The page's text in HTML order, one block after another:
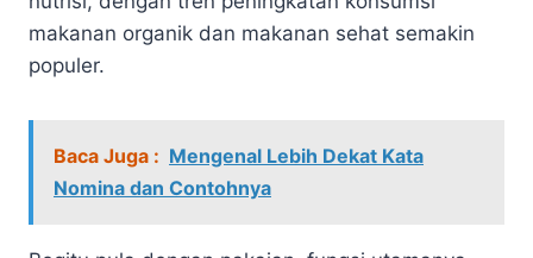
makanan organik dan makanan sehat semakin
populer.
Baca Juga : Mengenal Lebih Dekat Kata
Nomina dan Contohnya